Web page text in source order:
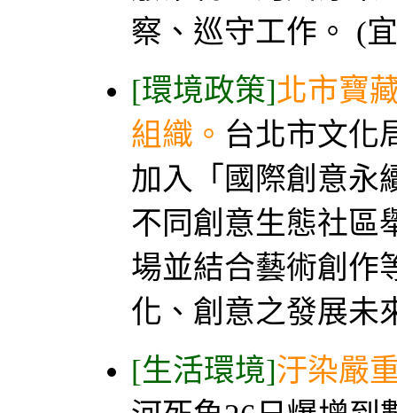
察、巡守工作。 (
[環境政策]北市寶
組織。 台北市文化
加入「國際創意永
不同創意生態社區
場並結合藝術創作
化、創意之發展未
[生活環境]汙染嚴